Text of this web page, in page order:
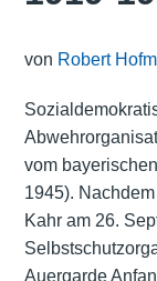
von Robert
vom
1945).
Kahr am 26.
Auergarde